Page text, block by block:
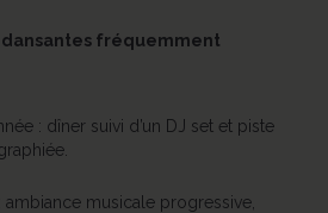
dansantes fréquemment
: dîner suivi d’un DJ set et piste
ambiance musicale progressive,